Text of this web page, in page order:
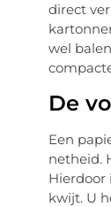
direct
wel
De
Een
netheid.
Hierdoor
kwijt. U